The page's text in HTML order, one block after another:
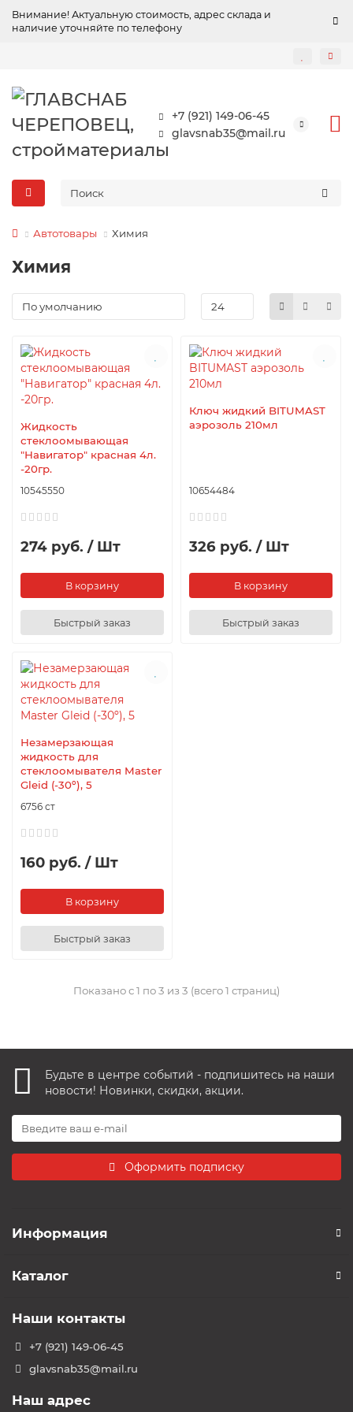
Внимание! Актуальную стоимость, адрес склада и
наличие уточняйте по телефону
+7 (921) 149-06-45
glavsnab35@mail.ru
Автотовары Химия
Химия
Жидкость
стеклоомывающая
"Навигатор" красная 4л.
-20гр.
10545550
274 руб. / Шт
В корзину
Быстрый заказ
Ключ жидкий BITUMAST
аэрозоль 210мл
10654484
326 руб. / Шт
В корзину
Быстрый заказ
Незамерзающая
жидкость для
стеклоомывателя Master
Gleid (-30º), 5
6756 ст
160 руб. / Шт
В корзину
Быстрый заказ
Показано с 1 по 3 из 3 (всего 1 страниц)
Будьте в центре событий - подпишитесь на наши
новости! Новинки, скидки, акции.
Оформить подписку
Информация
Каталог
Наши контакты
+7 (921) 149-06-45
glavsnab35@mail.ru
Наш адрес